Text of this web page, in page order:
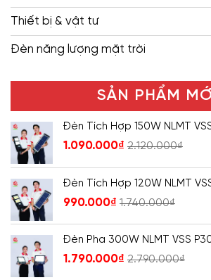
Thiết bị & vật tư
Đèn năng lượng mặt trời
SẢN PHẨM
Đèn Tích Hợp 150W NLMT
1.090.000₫ 2.120.000₫
Đèn Tích Hợp 120W NLMT
990.000₫ 1.740.000₫
Đèn Pha 300W NLMT VSS
1.790.000₫ 2.790.000₫